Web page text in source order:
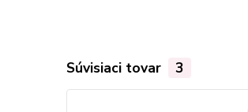
Súvisiaci tovar 3